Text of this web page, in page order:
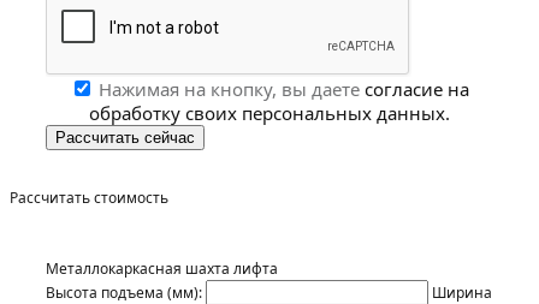
Нажимая на кнопку, вы даете согласие на
обработку своих персональных данных.
Рассчитать стоимость
Металлокаркасная шахта лифта
Высота подъема (мм):
Ширина